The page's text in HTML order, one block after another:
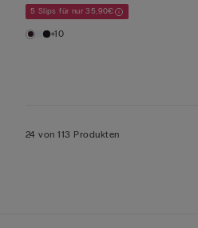
5 Slips für nur 35,90€
+10
24 von 113 Produkten